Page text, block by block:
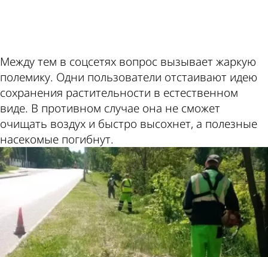
Между тем в соцсетях вопрос вызывает жаркую
полемику. Одни пользователи отстаивают идею
сохранения растительности в естественном
виде. В противном случае она не сможет
очищать воздух и быстро высохнет, а полезные
насекомые погибнут.